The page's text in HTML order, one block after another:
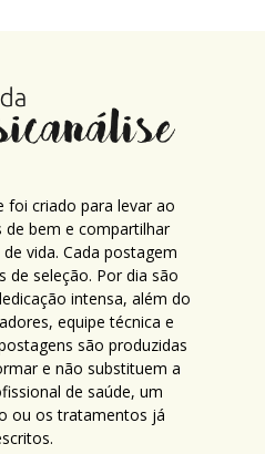
foi criado para levar ao
de bem e compartilhar
vida. Cada postagem
de seleção. Por dia são
intensa, além do
equipe técnica e
são produzidas
e não substituem a
de saúde, um
ou os tratamentos já